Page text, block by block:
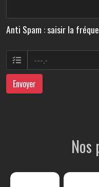
Anti Spam : saisir la
Envoyer
Nos